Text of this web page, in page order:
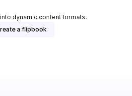
dynamic content formats.
a flipbook